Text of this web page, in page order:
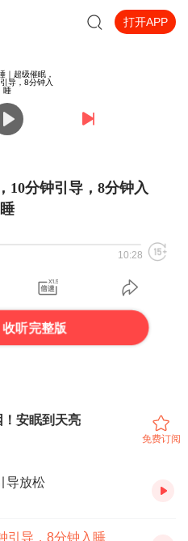
打开APP
10分钟引导，8分钟入
睡
10:28
听完整版
安眠到天亮
免费订阅
导放松
引导，8分钟入睡